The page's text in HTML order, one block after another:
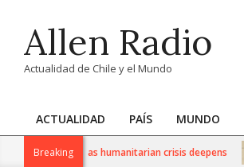
contentAllen Radio
Actualidad de Chile y el Mundo
Primary
Navigation
ACTUALIDAD PAÍS MUNDO
Breaking
US sanctions as humanitarian crisis deepens